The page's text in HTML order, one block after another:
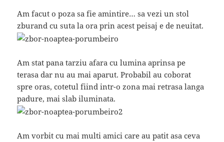
Am facut o poza sa fie amintire… sa vezi un stol
zburand cu suta la ora prin acest peisaj e de neuitat.
Am stat pana tarziu afara cu lumina aprinsa pe
terasa dar nu au mai aparut. Probabil au coborat
spre oras, cotetul fiind intr-o zona mai retrasa langa
padure, mai slab iluminata.
Am vorbit cu mai multi amici care au patit asa ceva